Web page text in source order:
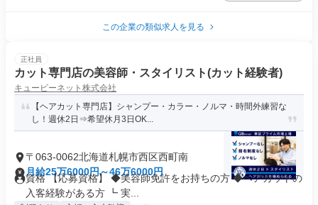
この企業の類似求人を見る
正社員
カット専門店の美容師・スタイリスト(カット経験者)
キュービーネット株式会社
【ヘアカット専門店】シャンプー・カラー・ノルマ・時間外練習な
し！週休2日⇒希望休月3日OK...
〒063-0062北海道札幌市西区西町南
月給25万6000円～46万6000円
資格 【応募資格】 ◆美容師免許をお持ちの方 ◆ヘアカットの
入客経験がある方 ┗ 実...